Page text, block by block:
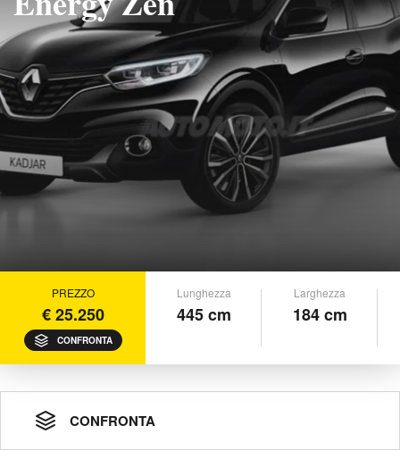
PREZZO
€ 25.250
CONFRONTA
Lunghezza
445 cm
Larghezza
184 cm
CONFRONTA